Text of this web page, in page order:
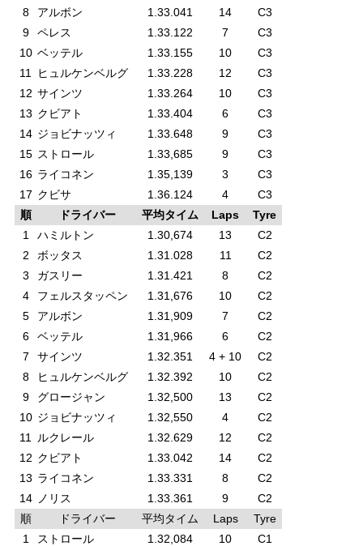
8
アルボン 1.33.041 14
C3
9
ペレス 1.33.122 7
C3
10 ベッテル 1.33.155 10
C3
11 ヒュルケンベルグ 1.33.228 12
C3
12 サインツ 1.33.264 10
C3
13 クビアト 1.33.404 6
C3
14 ジョビナッツィ 1.33.648 9
C3
15 ストロール 1.33,685 9
C3
16 ライコネン 1.35,139 3
C3
17 クビサ 1.36.124 4
C3
順
ドライバー 平均タイム Laps
Tyre
1
ハミルトン 1.30,674 13
C2
2
ボッタス 1.31.028 11
C2
3
ガスリー 1.31.421 8
C2
4
フェルスタッペン 1.31,676 10
C2
5
アルボン 1.31,909 7
C2
6
ベッテル 1.31,966 6
C2
7
サインツ 1.32.351 4 + 10
C2
8
ヒュルケンベルグ 1.32.392 10
C2
9
グロージャン 1.32,500 13
C2
10 ジョビナッツィ 1.32,550 4
C2
11 ルクレール 1.32.629 12
C2
12 クビアト 1.33.042 14
C2
13 ライコネン 1.33.331 8
C2
14 ノリス 1.33.361 9
C2
順
ドライバー 平均タイム Laps
Tyre
1
ストロール 1.32,084 10
C1